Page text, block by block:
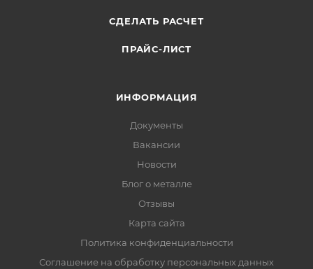
СДЕЛАТЬ РАСЧЕТ
ПРАЙС-ЛИСТ
ИНФОРМАЦИЯ
Документы
Вакансии
Новости
Блог о металле
Отзывы
Карта сайта
Политика конфиденциальности
Соглашение на обработку персональных данных